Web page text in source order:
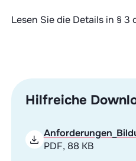
Lesen Sie die Details in § 3
Hilfreiche
PDF, 88 KB